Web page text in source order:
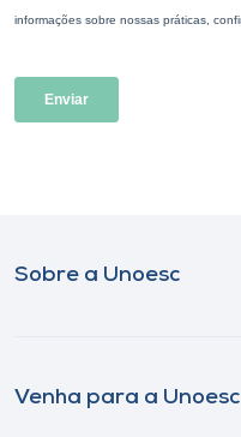
Sobre a Unoesc
Venha para a Unoesc